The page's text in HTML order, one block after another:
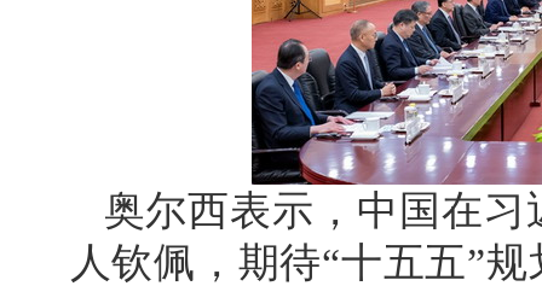
奥尔西表示，中国在
人钦佩，期待“十五五”